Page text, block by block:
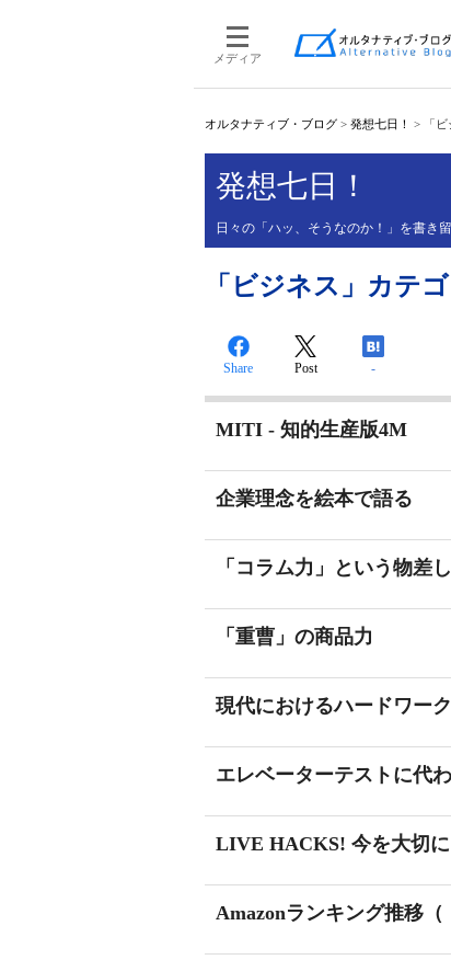
メディア
オルタナティブ・ブログ > 発想七日！ > 「
発想七日！
日々の「ハッ、そうなのか！」を書き
「ビジネス」カテ
Share Post -
MITI - 知的生産版4M
企業理念を絵本で語る
「コラム力」という物差し
「重曹」の商品力
現代におけるハードワーク
エレベーターテストに代
LIVE HACKS! 今を大切
Amazonランキング推移（